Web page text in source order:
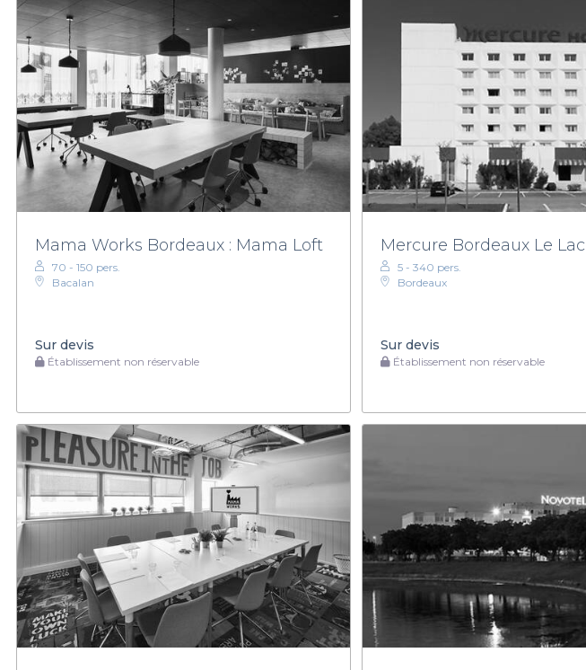
Mama Works Bordeaux : Mama Loft
70 - 150 pers.
Bacalan
Sur devis
Établissement non réservable
Mercure Bordeaux Le Lac
5 - 340 pers.
Bordeaux
Sur devis
Établissement non réservable